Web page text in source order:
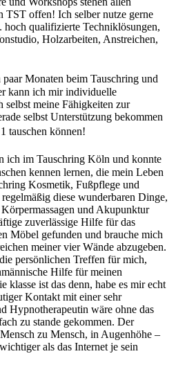
TST offen! Ich selber nutze gerne
qualifizierte Techniklösungen,
Holzarbeiten, Anstreichen,
Monaten beim Tauschring und
kann ich mir individuelle
selbst meine Fähigkeiten zur
selbst Unterstützung bekommen
tauschen können!
ich im Tauschring Köln und konnte
kennen lernen, die mein Leben
Kosmetik, Fußpflege und
diese wunderbaren Dinge,
und Akupunktur
zuverlässige Hilfe für das
Möbel gefunden und brauche mich
meiner vier Wände abzugeben.
persönlichen Treffen für mich,
Hilfe für meinen
klasse ist das denn, habe es mir echt
Kontakt mit einer sehr
Hypnotherapeutin wäre ohne das
zu stande gekommen. Der
zu Mensch, in Augenhöhe –
als das Internet je sein